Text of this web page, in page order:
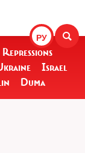
РУ
Repressions
Israel
Duma